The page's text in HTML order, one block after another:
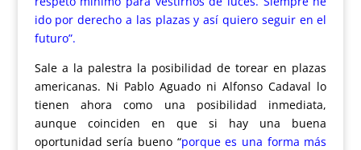
ido por derecho a las plazas y así quiero seguir en el
futuro”.
Sale a la palestra la posibilidad de torear en plazas
americanas. Ni Pablo Aguado ni Alfonso Cadaval lo
tienen ahora como una posibilidad inmediata,
aunque coinciden en que si hay una buena
oportunidad sería bueno“porque es una forma más